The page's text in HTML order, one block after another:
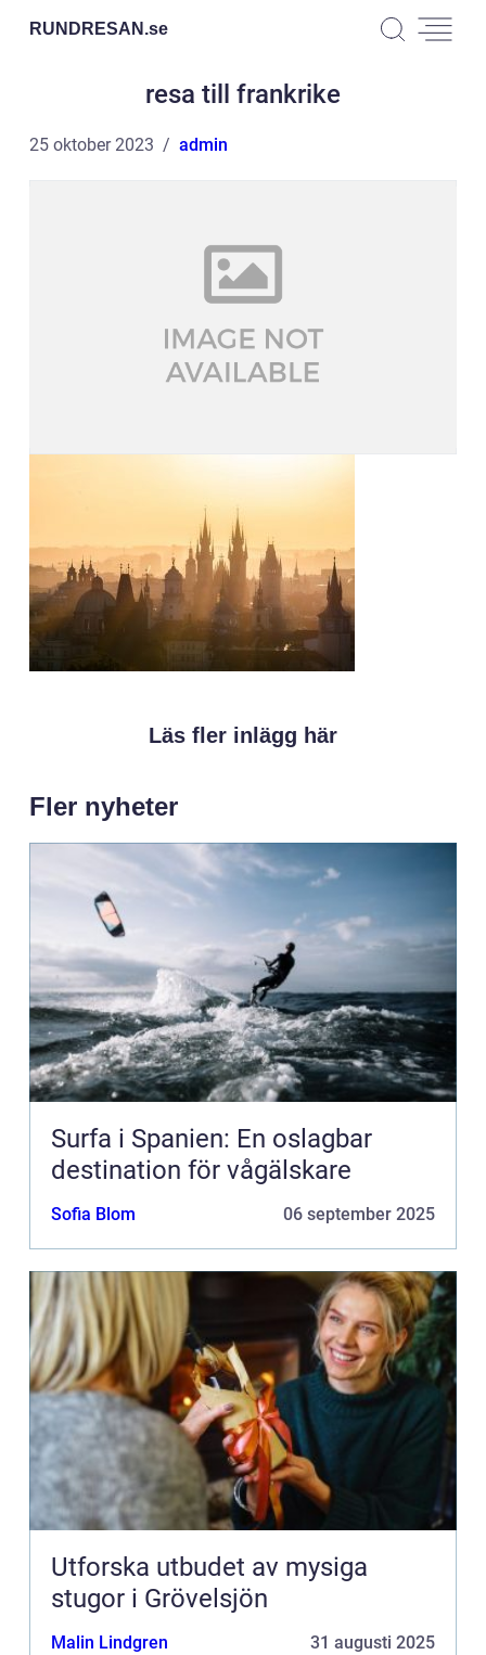
RUNDRESAN.se
resa till frankrike
25 oktober 2023 admin
Läs fler inlägg här
Fler nyheter
Surfa i Spanien: En oslagbar
destination för vågälskare
Sofia Blom 06 september 2025
Utforska utbudet av mysiga
stugor i Grövelsjön
Malin Lindgren 31 augusti 2025